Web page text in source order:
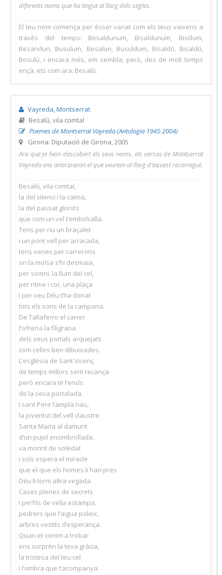
diferents noms que ha tingut al llarg dels segles.
El teu nom comença per ésser variat com els teus vaivens a
través del temps: Besaldunum, Bisaldunum, Bisillum,
Bezandun, Busulum, Besalun, Busuldum, Bisaldó, Bisaldú,
Bosulú, i encara més, em sembla; però, des de molt temps
ençà, ets com ara: Besalú.
Vayreda, Montserrat
Besalú, vila comtal
Poemes de Montserrat Vayreda (Antologia 1945-2004)
Girona: Diputació de Girona, 2005
Ara que ja hem descobert els seus noms, els versos de Montserrat
Vayreda ens anticiparan el que veurem al llarg d’aquest recorregut.
Besalú, vila comtal,
la del silenci i la calma,
la del passat gloriós
que com un vel t’embolcalla.
Tens per riu un braçalet
i un pont vell per arracada,
tens venes per carrerons
on la molsa s’hi desmaia,
per somni, la llum del cel,
per ritme i cor, una plaça
i per veu Déu t’ha donat
tots els sons de la campana.
De Tallaferro el carrer
t’ofrena la filigrana
dels seus portals arquejats
com celles ben dibuixades.
L’església de Sant Vicenç
de temps millors sent recança
però encara té l’encís
de la seva portalada.
I sant Pere l’ampla nau,
la joventut del vell claustre.
Santa Maria al damunt
d’un pujol encimbrollada,
va morint de soledat
i sols espera el miracle
que el que els homes li han pres
Déu li torni altra vegada.
Cases plenes de secrets
i perfils de vella estampa,
pedrers que l’aigua poleix,
arbres vestits d’esperança.
Quan et venim a trobar
ens sorprèn la teva gràcia,
la tristesa del teu cel
i l’ombra que t’acompanya.